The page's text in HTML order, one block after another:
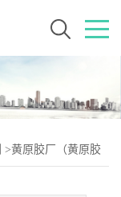
>黄原胶厂（黄原胶